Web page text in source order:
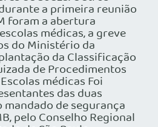
a primeira reunião
foram a abertura
médicas, a greve
do Ministério da
da Classificação
de Procedimentos
médicas Foi
das duas
de segurança
pelo Conselho Regional